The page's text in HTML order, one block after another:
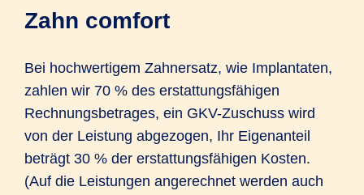
Zahn comfort
Bei hochwertigem Zahnersatz, wie Implantaten,
zahlen wir 70 % des erstattungs­fähigen
Rechnungs­betrages, ein GKV-Zuschuss wird
von der Leistung abgezogen, Ihr Eigen­anteil
beträgt 30 % der erstattungs­fähigen Kosten.
(Auf die Leistungen angerechnet werden auch